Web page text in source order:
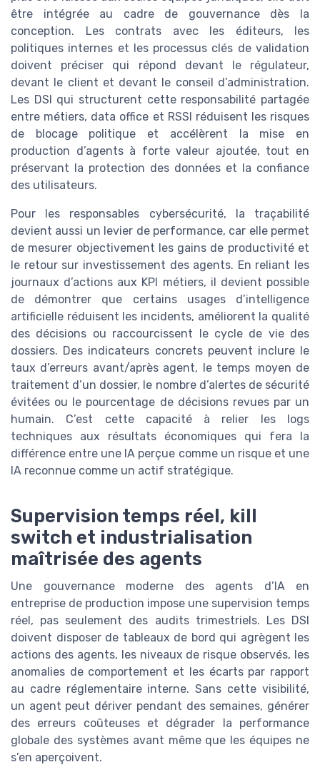
être intégrée au cadre de gouvernance dès la
conception. Les contrats avec les éditeurs, les
politiques internes et les processus clés de validation
doivent préciser qui répond devant le régulateur,
devant le client et devant le conseil d’administration.
Les DSI qui structurent cette responsabilité partagée
entre métiers, data office et RSSI réduisent les risques
de blocage politique et accélèrent la mise en
production d’agents à forte valeur ajoutée, tout en
préservant la protection des données et la confiance
des utilisateurs.
Pour les responsables cybersécurité, la traçabilité
devient aussi un levier de performance, car elle permet
de mesurer objectivement les gains de productivité et
le retour sur investissement des agents. En reliant les
journaux d’actions aux KPI métiers, il devient possible
de démontrer que certains usages d’intelligence
artificielle réduisent les incidents, améliorent la qualité
des décisions ou raccourcissent le cycle de vie des
dossiers. Des indicateurs concrets peuvent inclure le
taux d’erreurs avant/après agent, le temps moyen de
traitement d’un dossier, le nombre d’alertes de sécurité
évitées ou le pourcentage de décisions revues par un
humain. C’est cette capacité à relier les logs
techniques aux résultats économiques qui fera la
différence entre une IA perçue comme un risque et une
IA reconnue comme un actif stratégique.
Supervision temps réel, kill
switch et industrialisation
maîtrisée des agents
Une gouvernance moderne des agents d’IA en
entreprise de production impose une supervision temps
réel, pas seulement des audits trimestriels. Les DSI
doivent disposer de tableaux de bord qui agrègent les
actions des agents, les niveaux de risque observés, les
anomalies de comportement et les écarts par rapport
au cadre réglementaire interne. Sans cette visibilité,
un agent peut dériver pendant des semaines, générer
des erreurs coûteuses et dégrader la performance
globale des systèmes avant même que les équipes ne
s’en aperçoivent.